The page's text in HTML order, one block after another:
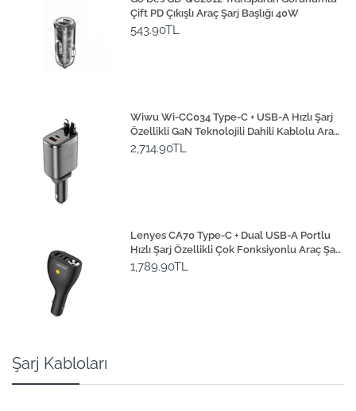
Çift PD Çıkışlı Araç Şarj Başlığı 40W
543.90TL
Wiwu Wi-CC034 Type-C + USB-A Hızlı Şarj
Özellikli GaN Teknolojili Dahili Kablolu Araç
Şarj Aleti 111W
2,714.90TL
Lenyes CA70 Type-C + Dual USB-A Portlu
Hızlı Şarj Özellikli Çok Fonksiyonlu Araç Şarj
Aleti 20W
1,789.90TL
Şarj Kabloları